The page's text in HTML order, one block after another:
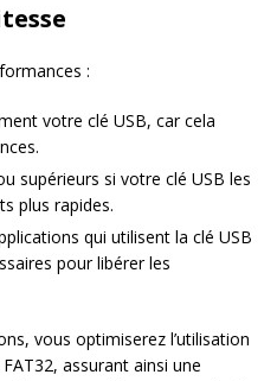
:
votre clé USB, car cela
supérieurs si votre clé USB les
plus rapides.
qui utilisent la clé USB
pour libérer les
vous optimiserez l’utilisation
assurant ainsi une